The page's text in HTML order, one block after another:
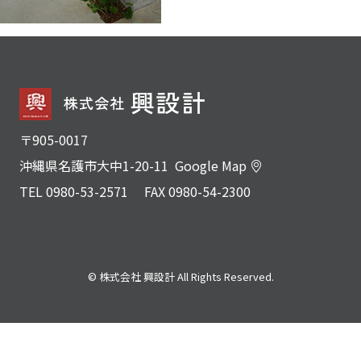
〒905-0017
沖縄県名護市大中1-20-11 Google Map
TEL0980-53-2571 FAX 0980-54-2300
© 株式会社 興設計 All Rights Reserved.